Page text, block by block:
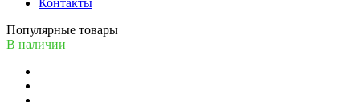
Популярные товары
В наличии